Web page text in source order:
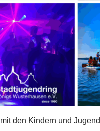
mit den Kindern und